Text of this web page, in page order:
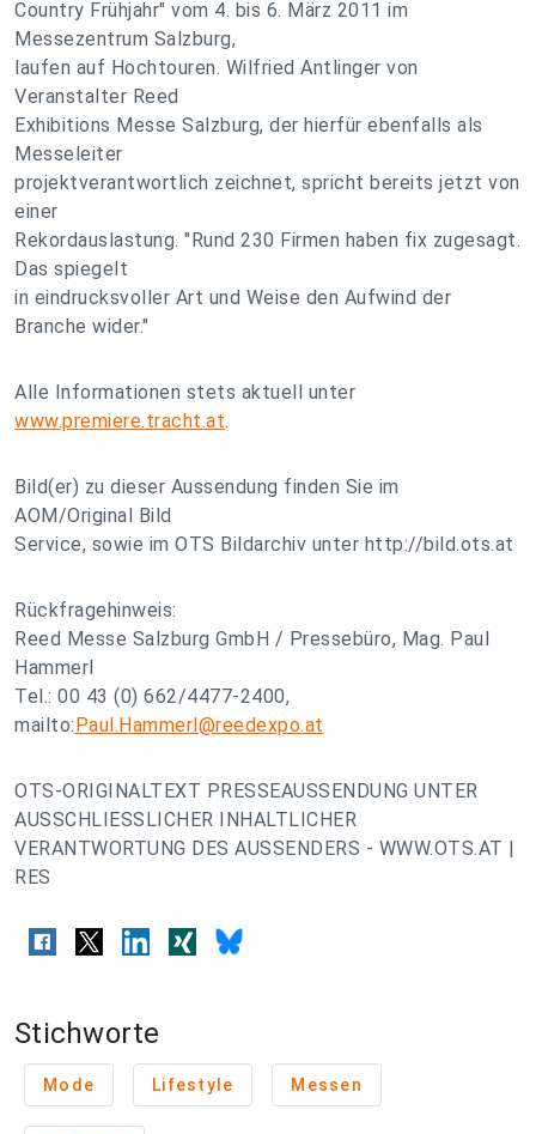
Country Frühjahr" vom 4. bis 6. März 2011 im
Messezentrum Salzburg,
laufen auf Hochtouren. Wilfried Antlinger von
Veranstalter Reed
Exhibitions Messe Salzburg, der hierfür ebenfalls als
Messeleiter
projektverantwortlich zeichnet, spricht bereits jetzt von
einer
Rekordauslastung. "Rund 230 Firmen haben fix zugesagt.
Das spiegelt
in eindrucksvoller Art und Weise den Aufwind der
Branche wider."
Alle Informationen stets aktuell unter
www.premiere.tracht.at.
Bild(er) zu dieser Aussendung finden Sie im
AOM/Original Bild
Service, sowie im OTS Bildarchiv unter http://bild.ots.at
Rückfragehinweis:
Reed Messe Salzburg GmbH / Pressebüro, Mag. Paul
Hammerl
Tel.: 00 43 (0) 662/4477-2400,
mailto: Paul.Hammerl@reedexpo.at
OTS-ORIGINALTEXT PRESSEAUSSENDUNG UNTER
AUSSCHLIESSLICHER INHALTLICHER
VERANTWORTUNG DES AUSSENDERS - WWW.OTS.AT |
RES
Stichworte
Mode Lifestyle Messen